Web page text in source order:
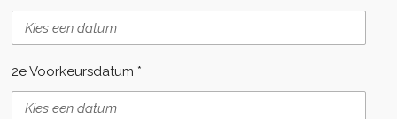
2e Voorkeursdatum *